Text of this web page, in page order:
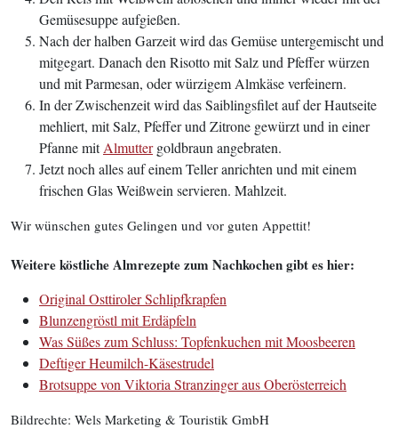
Gemüsesuppe aufgießen.
Nach der halben Garzeit wird das Gemüse untergemischt und
mitgegart. Danach den Risotto mit Salz und Pfeffer würzen
und mit Parmesan, oder würzigem Almkäse verfeinern.
In der Zwischenzeit wird das Saiblingsfilet auf der Hautseite
mehliert, mit Salz, Pfeffer und Zitrone gewürzt und in einer
Pfanne mitAlmuttergoldbraun angebraten.
Jetzt noch alles auf einem Teller anrichten und mit einem
frischen Glas Weißwein servieren. Mahlzeit.
Wir wünschen gutes Gelingen und vor guten Appettit!
Weitere köstliche Almrezepte zum Nachkochen gibt es hier:
Original Osttiroler Schlipfkrapfen
Blunzengröstl mit Erdäpfeln
Was Süßes zum Schluss: Topfenkuchen mit Moosbeeren
Deftiger Heumilch-Käsestrudel
Brotsuppe von Viktoria Stranzinger aus Oberösterreich
Bildrechte: Wels Marketing & Touristik GmbH